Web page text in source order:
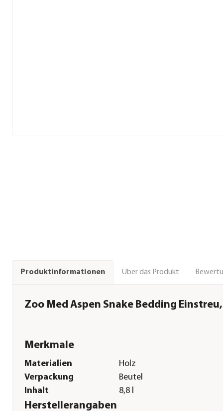
Produktinformationen Über das Produkt
Zoo Med Aspen Snake Bedding
Merkmale
Materialien
Holz
Verpackung
Beutel
Inhalt
8,8 l
Herstellerangaben